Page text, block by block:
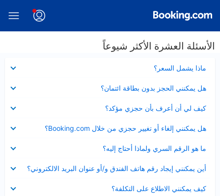
الأسئلة العشرة الأكثر شيوعاً
ماذا يشمل السعر؟
مصغر
هل يمكنني الحجز بدون بطاقة ائتمان؟
مصغر
كيف لي أن أعرف بأن حجزي مؤكد؟
مصغر
هل يمكنني إلغاء أو تغيير حجزي من خلال Booking.com؟
مصغر
ما هو الرقم السري ولماذا أحتاج إليه؟
مصغر
أين يمكنني إيجاد رقم هاتف الفندق و/أو عنوان البريد الالكتروني؟
عرض
مصغر
كيف يمكنني الاطلاع على التكلفة؟
مصغر